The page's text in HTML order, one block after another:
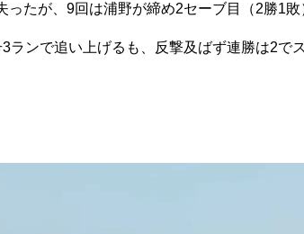
たが、9回は浦野が締め2セーブ目（2勝1敗
ンで追い上げるも、反撃及ばず連勝は2で